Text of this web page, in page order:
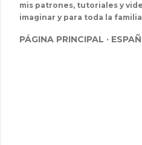
mis patrones, tutoriales y
imaginar y para toda la
PÁGINA PRINCIPAL